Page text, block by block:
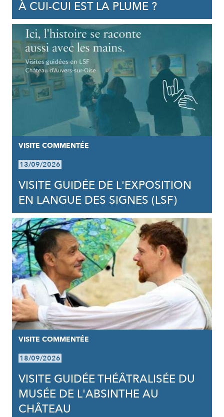
À CUI-CUI EST LA PLUME ?
VISITE COMMENTÉE
13/09/2026
VISITE GUIDÉE DE L'EXPOSITION
EN LANGUE DES SIGNES (LSF)
VISITE COMMENTÉE
18/09/2026
VISITE GUIDÉE THÉÂTRALISÉE DU
MUSÉE DE L'ABSINTHE AU
CHÂTEAU